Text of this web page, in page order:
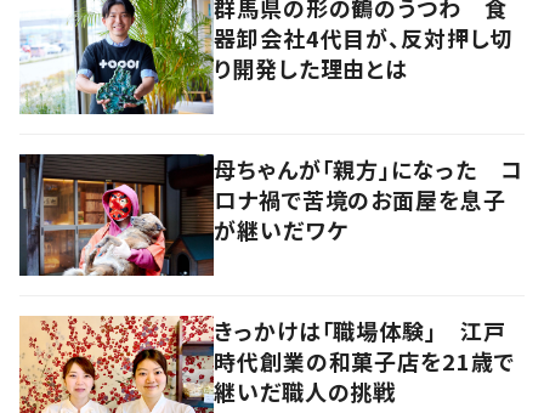
群馬県の形の鶴のうつわ 食
器卸会社4代目が、反対押し切
り開発した理由とは
母ちゃんが「親方」になった コ
ロナ禍で苦境のお面屋を息子
が継いだワケ
きっかけは「職場体験」 江戸
時代創業の和菓子店を21歳で
継いだ職人の挑戦